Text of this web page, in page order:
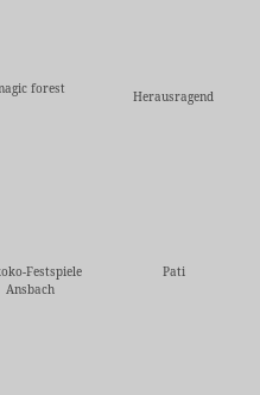
forest Herausragend
Festspiele
Ansbach
Pati